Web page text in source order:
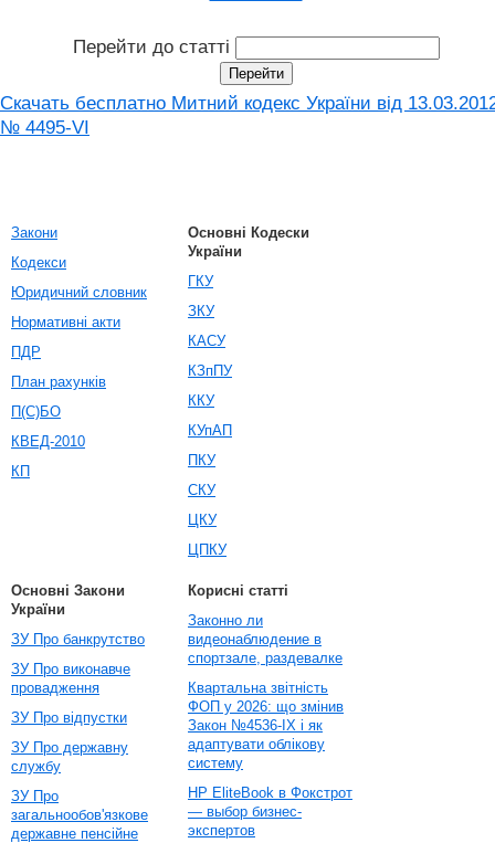
Перейти до статті
Скачать бесплатно Митний кодекс України від
№ 4495-VI
Закони
Кодекси
Юридичний словник
Нормативні акти
ПДР
План рахунків
П(С)БО
КВЕД-2010
КП
Основні Кодески
України
ГКУ
ЗКУ
КАСУ
КЗпПУ
ККУ
КУпАП
ПКУ
СКУ
ЦКУ
ЦПКУ
Основні Закони
України
ЗУ Про банкрутство
ЗУ Про виконавче
провадження
ЗУ Про відпустки
ЗУ Про державну
службу
ЗУ Про
загальнообов'язкове
державне пенсійне
Корисні статті
Законно ли
видеонаблюдение в
спортзале, раздевалке
Квартальна звітність
ФОП у 2026: що змінив
Закон №4536-IX і як
адаптувати облікову
систему
HP EliteBook в Фокстрот
— выбор бизнес-
экспертов